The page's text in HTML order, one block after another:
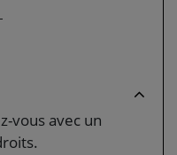
vous avec un